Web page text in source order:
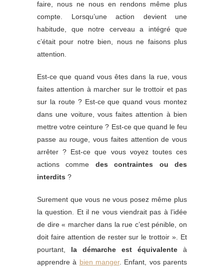
faire, nous ne nous en rendons même plus
compte. Lorsqu’une action devient une
habitude, que notre cerveau a intégré que
c’était pour notre bien, nous ne faisons plus
attention.
Est-ce que quand vous êtes dans la rue, vous
faites attention à marcher sur le trottoir et pas
sur la route ? Est-ce que quand vous montez
dans une voiture, vous faites attention à bien
mettre votre ceinture ? Est-ce que quand le feu
passe au rouge, vous faites attention de vous
arrêter ? Est-ce que vous voyez toutes ces
actions comme des contraintes ou des
interdits ?
Surement que vous ne vous posez même plus
la question. Et il ne vous viendrait pas à l’idée
de dire « marcher dans la rue c’est pénible, on
doit faire attention de rester sur le trottoir ». Et
pourtant, la démarche est équivalente à
apprendre à bien manger. Enfant, vos parents